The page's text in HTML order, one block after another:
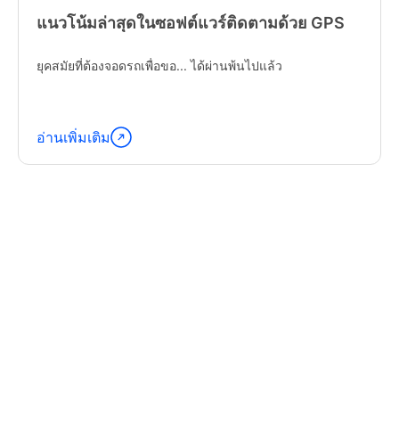
แนวโน้มล่าสุดในซอฟต์แวร์ติดตามด้วย GPS
ยุคสมัยที่ต้องจอดรถเพื่อขอ... ได้ผ่านพ้นไปแล้ว
อ่าน
ต่อ
อ่านเพิ่มเติม